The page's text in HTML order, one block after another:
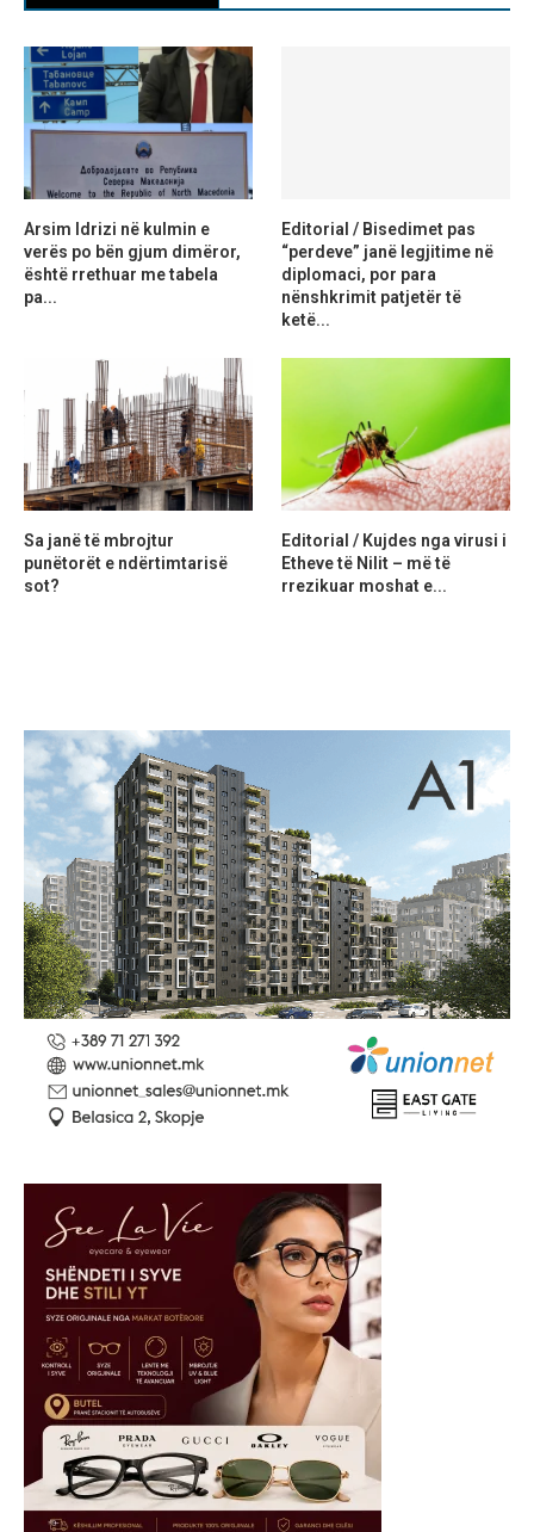
Arsim Idrizi në kulmin e
verës po bën gjum dimëror,
është rrethuar me tabela
pa...
Editorial / Bisedimet pas
“perdeve” janë legjitime në
diplomaci, por para
nënshkrimit patjetër të
ketë...
Sa janë të mbrojtur
punëtorët e ndërtimtarisë
sot?
Editorial / Kujdes nga virusi i
Etheve të Nilit – më të
rrezikuar moshat e...